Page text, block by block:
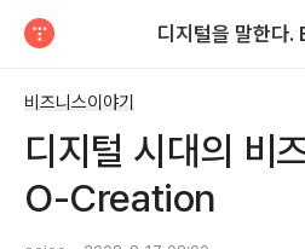
디지털을 말한다
비즈니스이야기
디지털 시대의 비
O-Creation